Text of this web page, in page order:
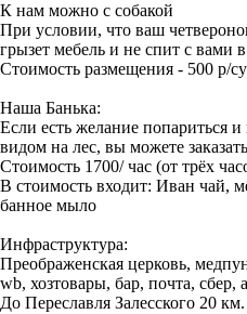
К нам можно с собакой
При условии, что ваш
грызет мебель и не спит с вами
Стоимость размещения - 500 р/
Наша Банька:
Если есть желание попариться
видом на лес, вы можете
Стоимость 1700/ час (от трёх
В стоимость входит: Иван чай,
банное мыло
Инфраструктура:
Преображенская церковь,
wb, хозтовары, бар, почта, сбер,
До Переславля Залесского 20 км.